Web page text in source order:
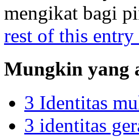
mengikat bagi
rest of this entry
Mungkin yang
3 Identitas
3 identitas